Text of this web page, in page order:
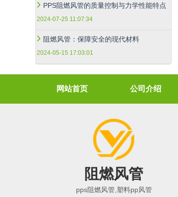
PPS阻燃风管的质量控制与力学性能特点
2024-07-25 11:07:34
阻燃风管：保障安全的现代材料
2024-05-15 17:03:01
网站首页 公司介绍
阻燃风管
pps阻燃风管,塑料pp风管